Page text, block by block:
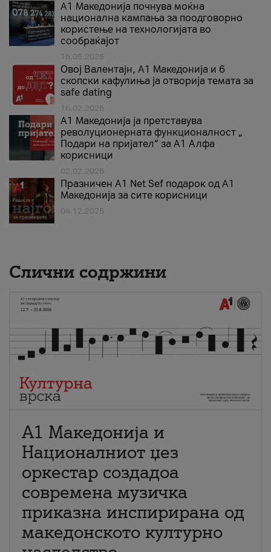
A1 Македонија почнува моќна
национална кампања за поодговорно
користење на технологијата во
сообраќајот
18.05.2026
Овој Валентајн, A1 Македонија и 6
скопски кафулиња ја отворија темата за
safe dating
16.02.2026
А1 Македонија ја претставува
револуционерната функционалност „
Подари на пријател“ за А1 Алфа
корисници
02.02.2026
Празничен A1 Net Sеf подарок од А1
Македонија за сите корисници
04.12.2025
Слични содржини
А1 Македонија и
Националниот џез
оркестар создадоа
современа музичка
приказна инспирирана од
македонското културно